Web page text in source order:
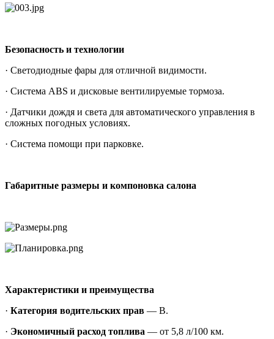
Безопасность и технологии
· Светодиодные фары для отличной видимости.
· Система ABS и дисковые вентилируемые тормоза.
· Датчики дождя и света для автоматического управления в
сложных погодных условиях.
· Система помощи при парковке.
Габаритные размеры и компоновка салона
Характеристики и преимущества
· Категория водительских прав — B.
· Экономичный расход топлива — от 5,8 л/100 км.